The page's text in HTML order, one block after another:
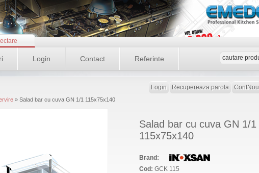
Login Contact Referinte
Login Recupereaza parola ContNou
» Salad bar cu cuva GN 1/1 115x75x140
Salad bar cu cuva GN 1/1
115x75x140
Brand:
Cod: GCK 115